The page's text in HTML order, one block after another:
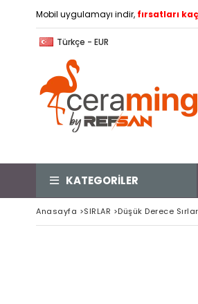
Mobil uygulamayı indir, fırsatları
Türkçe - EUR
KATEGORİLER
Anasayfa >SIRLAR >Düşük Derece Sırlar